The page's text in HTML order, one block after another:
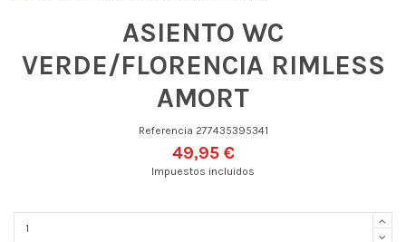
ASIENTO WC
VERDE/FLORENCIA RIMLESS
AMORT
Referencia 277435395341
49,95 €
Impuestos incluidos